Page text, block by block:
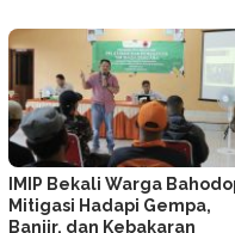
IMIP Bekali Warga
Mitigasi Hadapi Gempa,
Banjir, dan Kebakaran